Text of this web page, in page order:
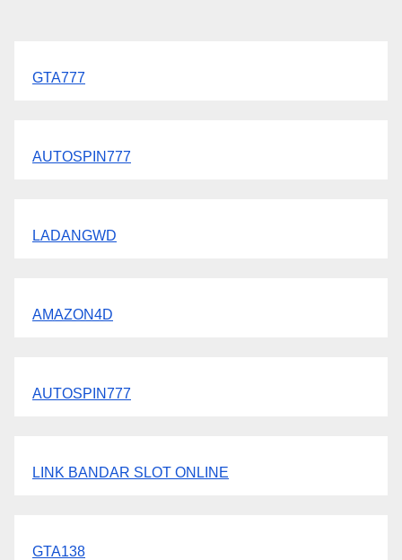
GTA777
AUTOSPIN777
LADANGWD
AMAZON4D
AUTOSPIN777
LINK BANDAR SLOT ONLINE
GTA138